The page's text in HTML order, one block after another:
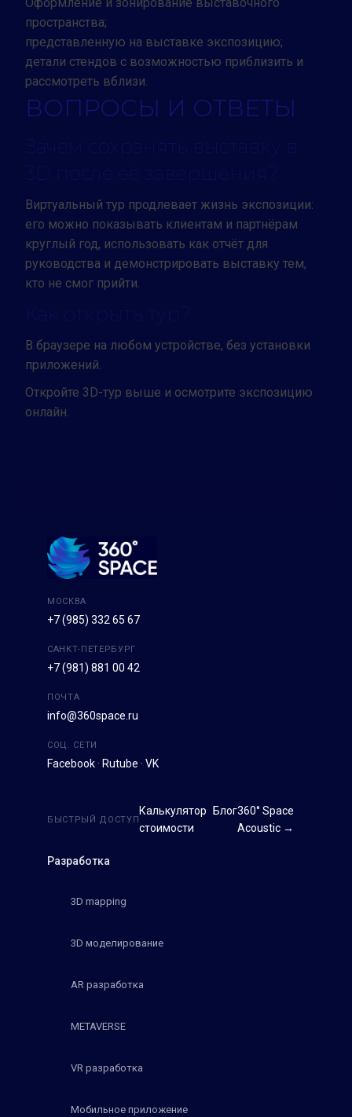
пространства;
представленную на выставке экспозицию;
детали стендов с возможностью приблизить и
рассмотреть вблизи.
ВОПРОСЫ И ОТВЕТЫ
Зачем сохранять выставку в
3D после её завершения?
Виртуальный тур продлевает жизнь экспозиции:
его можно показывать клиентам и партнёрам
круглый год, использовать как отчёт для
руководства и демонстрировать выставку тем,
кто не смог прийти.
Как открыть тур?
В браузере на любом устройстве, без установки
приложений.
Откройте 3D-тур выше и осмотрите экспозицию
онлайн.
МОСКВА
+7 (985) 332 65 67
САНКТ-ПЕТЕРБУРГ
+7 (981) 881 00 42
ПОЧТА
info@360space.ru
СОЦ. СЕТИ
Facebook · Rutube · VK
Разработка
3D mapping
3D моделирование
AR разработка
METAVERSE
VR разработка
Мобильное приложение
БЫСТРЫЙ ДОСТУП
Калькулятор
стоимости
Блог360° Space
Acoustic →